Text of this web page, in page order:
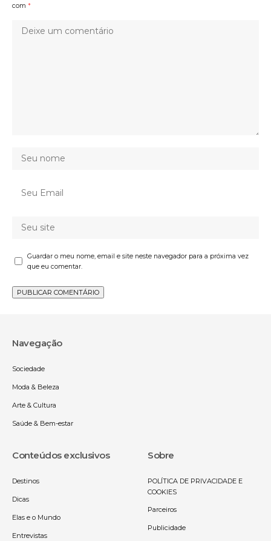
com *
Guardar o meu nome, email e site neste navegador para a próxima vez
que eu comentar.
Navegação
Sociedade
Moda & Beleza
Arte & Cultura
Saúde & Bem-estar
Conteúdos exclusivos
Destinos
Dicas
Elas e o Mundo
Entrevistas
Sobre
POLÍTICA DE PRIVACIDADE E
COOKIES
Parceiros
Publicidade